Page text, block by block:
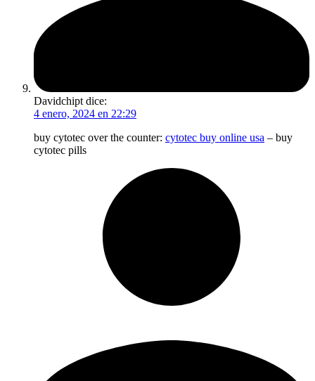
Davidchipt dice:
4 enero, 2024 en 22:29
buy cytotec over the counter: cytotec buy online usa – buy
cytotec pills